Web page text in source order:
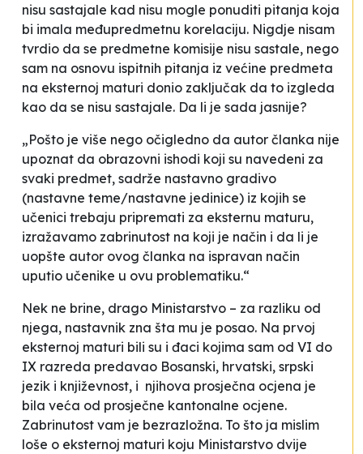
nisu sastajale kad nisu mogle ponuditi pitanja koja
bi imala međupredmetnu korelaciju. Nigdje nisam
tvrdio da se predmetne komisije nisu sastale, nego
sam na osnovu ispitnih pitanja iz većine predmeta
na eksternoj maturi donio zaključak da to izgleda
kao da se nisu sastajale. Da li je sada jasnije?
„Pošto je više nego očigledno da autor članka nije
upoznat da obrazovni ishodi koji su navedeni za
svaki predmet, sadrže nastavno gradivo
(nastavne teme/nastavne jedinice) iz kojih se
učenici trebaju pripremati za eksternu maturu,
izražavamo zabrinutost na koji je način i da li je
uopšte autor ovog članka na ispravan način
uputio učenike u ovu problematiku.“
Nek ne brine, drago Ministarstvo – za razliku od
njega, nastavnik zna šta mu je posao. Na prvoj
eksternoj maturi bili su i đaci kojima sam od VI do
IX razreda predavao Bosanski, hrvatski, srpski
jezik i književnost, i njihova prosječna ocjena je
bila veća od prosječne kantonalne ocjene.
Zabrinutost vam je bezrazložna. To što ja mislim
loše o eksternoj maturi koju Ministarstvo dvije